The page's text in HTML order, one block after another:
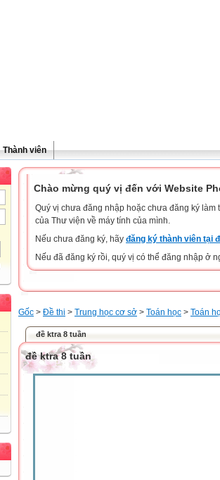
Thành viên
Chào mừng quý vị đến với Website
Quý vị chưa đăng nhập hoặc chưa đăng ký
của Thư viện về máy tính của mình.
Nếu chưa đăng ký, hãy đăng ký thành viên tại
Nếu đã đăng ký rồi, quý vị có thể đăng nhập ở
Gốc > Đề thi > Trung học cơ sở > Toán học > Toán
đề ktra 8 tuần
đề ktra 8 tuần